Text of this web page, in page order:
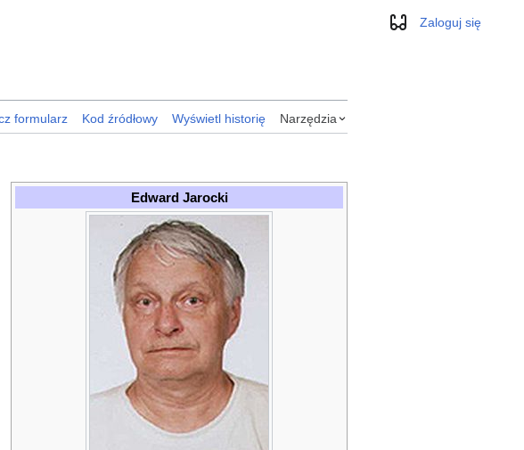
WyglądZaloguj się
formularz Kod źródłowy Wyświetl historię Narzędzia
Edward Jarocki